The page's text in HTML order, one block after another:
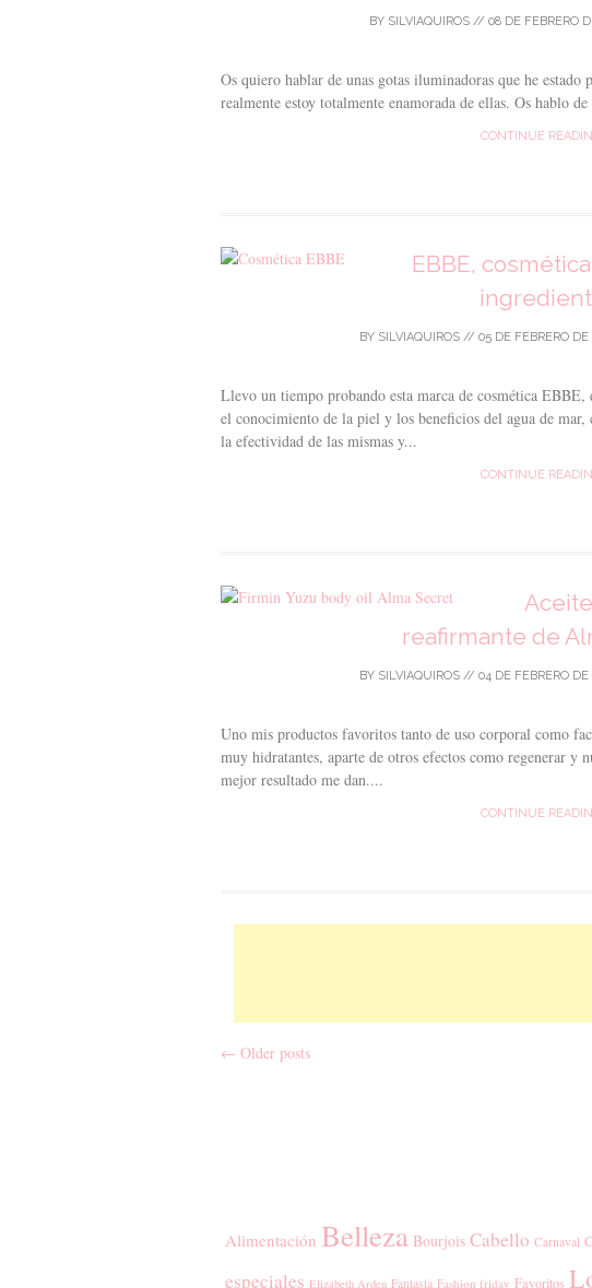
BY SILVIAQUIROS // 08 DE FEBRERO
Os quiero hablar de unas gotas iluminadoras que he estado
realmente estoy totalmente enamorada de ellas. Os hablo
CONTINUE
EBBE,
BY SILVIAQUIROS// 05 DE FEBRERO DE
Llevo un tiempo probando esta marca de cosmética
el conocimiento de la piel y los beneficios del agua de
la efectividad de las mismas y...
CONTINUE
reafirmante de
BY SILVIAQUIROS// 04 DE FEBRERO DE
Uno mis productos favoritos tanto de uso corporal como
muy hidratantes, aparte de otros efectos como regenerar y
mejor resultado me dan....
CONTINUE
← Older posts
Alimentación Belleza Bourjois Cabello Carnaval
especiales Elizabeth Arden Fantasía Fashion friday Favoritos